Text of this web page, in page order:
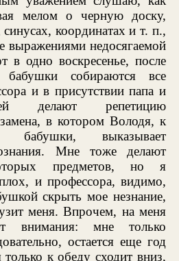
мелом о черную доску,
координатах и т. п.,
выражениями недосягаемой
в одно воскресенье, после
собираются все
и в присутствии папа и
делают репетицию
в котором Володя, к
бабушки, выказывает
Мне тоже делают
предметов, но я
и профессора, видимо,
скрыть мое незнание,
меня. Впрочем, на меня
внимания: мне только
остается еще год
к обеду сходит вниз,